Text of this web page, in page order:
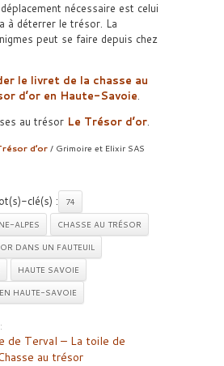
nécessaire est celui
à déterrer le trésor. La
peut se faire depuis chez
le livret de la chasse au
d’or en Haute-Savoie.
au trésor Le Trésor d’or.
d’or/ Grimoire et Elixir SAS
clé(s) :
74
ALPES
CHASSE AU TRÉSOR
DANS UN FAUTEUIL
HAUTE SAVOIE
HAUTE-SAVOIE
de Terval – La toile de
au trésor